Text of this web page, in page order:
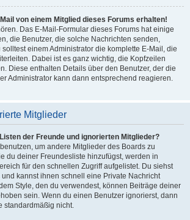
von einem Mitglied dieses Forums erhalten!
Das E-Mail-Formular dieses Forums hat einige
die Benutzer, die solche Nachrichten senden,
einem Administrator die komplette E-Mail, die
Dabei ist es ganz wichtig, die Kopfzeilen
Diese enthalten Details über den Benutzer, der die
Administrator kann dann entsprechend reagieren.
Mitglieder
der Freunde und ignorierten Mitglieder?
um andere Mitglieder des Boards zu
du deiner Freundesliste hinzufügst, werden in
für den schnellen Zugriff aufgelistet. Du siehst
kannst ihnen schnell eine Private Nachricht
Style, den du verwendest, können Beiträge deiner
sein. Wenn du einen Benutzer ignorierst, dann
standardmäßig nicht.